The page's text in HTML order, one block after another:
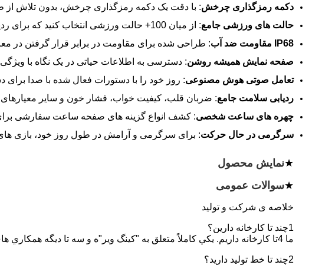
دکمه رمزگذاری چرخش: با دقت یک دکمه رمزگذاری چرخش، بدون تلاش از
حالت های ورزشی جامع: از میان 100+ حالت ورزشی انتخاب کنید که برای ردیابی فعالیت های متنوع و ارائه تجزیه و تحلیل عملکرد عمیق طراحی شده اند.
IP68 مقاومت ضد آب
: طراحی شده برای مقاومت در برابر قرار گرفتن در
صفحه نمایش همیشه روشن: دسترسی به اطلاعات حیاتی در یک نگاه با
تعامل صوتی هوش مصنوعی: روز خود را با دستورات فعال شده با صدا
ردیابی سلامت جامع: ضربان قلب، کیفیت خواب، فشار خون و سایر
چهره های ساعت شخصی: کشف انواع گزینه های صفحه ساعت سفارشی
سرگرمی در حال حرکت: برای سرگرمی و آرامش در طول روز خود، بازی
★نمایش محصول
★سوالات عمومی
خلاصه ی شرکت و تولید
1چند تا کارخانه دارين؟
ما 4تا کارخانه داريم. يکي کاملاً متعلق به "کينگ وير"ه و سه تا ديگه همکاري هاي بلندمدتيه.
2چند تا خط توليد داريد؟